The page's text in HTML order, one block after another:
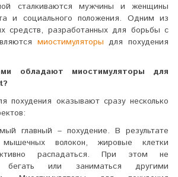
сталкиваются мужчины и женщины
и социального положения. Одним из
средств, разработанных для борьбы с
миостимуляторы для похудения
обладают миостимуляторы для
похудения оказывают сразу несколько
главный – похудение. В результате
волокон, жировые клетки
распадаться. При этом не
бегать или заниматься другими